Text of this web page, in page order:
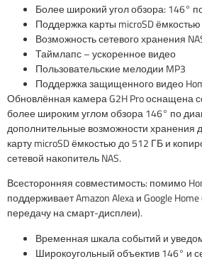
Более широкий угол обзора: 146°
Поддержка карты microSD
Возможность сетевого хранения
Таймлапс – ускоренное видео
Пользовательские мелодии MP3
Поддержка защищенного видео
Обновлённая камера G2H Pro оснащена
более широким углом обзора 146° по
дополнительные возможности хранения
карту microSD ёмкостью до 512 ГБ и
сетевой накопитель NAS.
Всесторонняя совместимость: помимо
поддерживает Amazon Alexa и Google
передачу на смарт-дисплеи).
Временная шкала событий и
Широкоугольный объектив 146° и